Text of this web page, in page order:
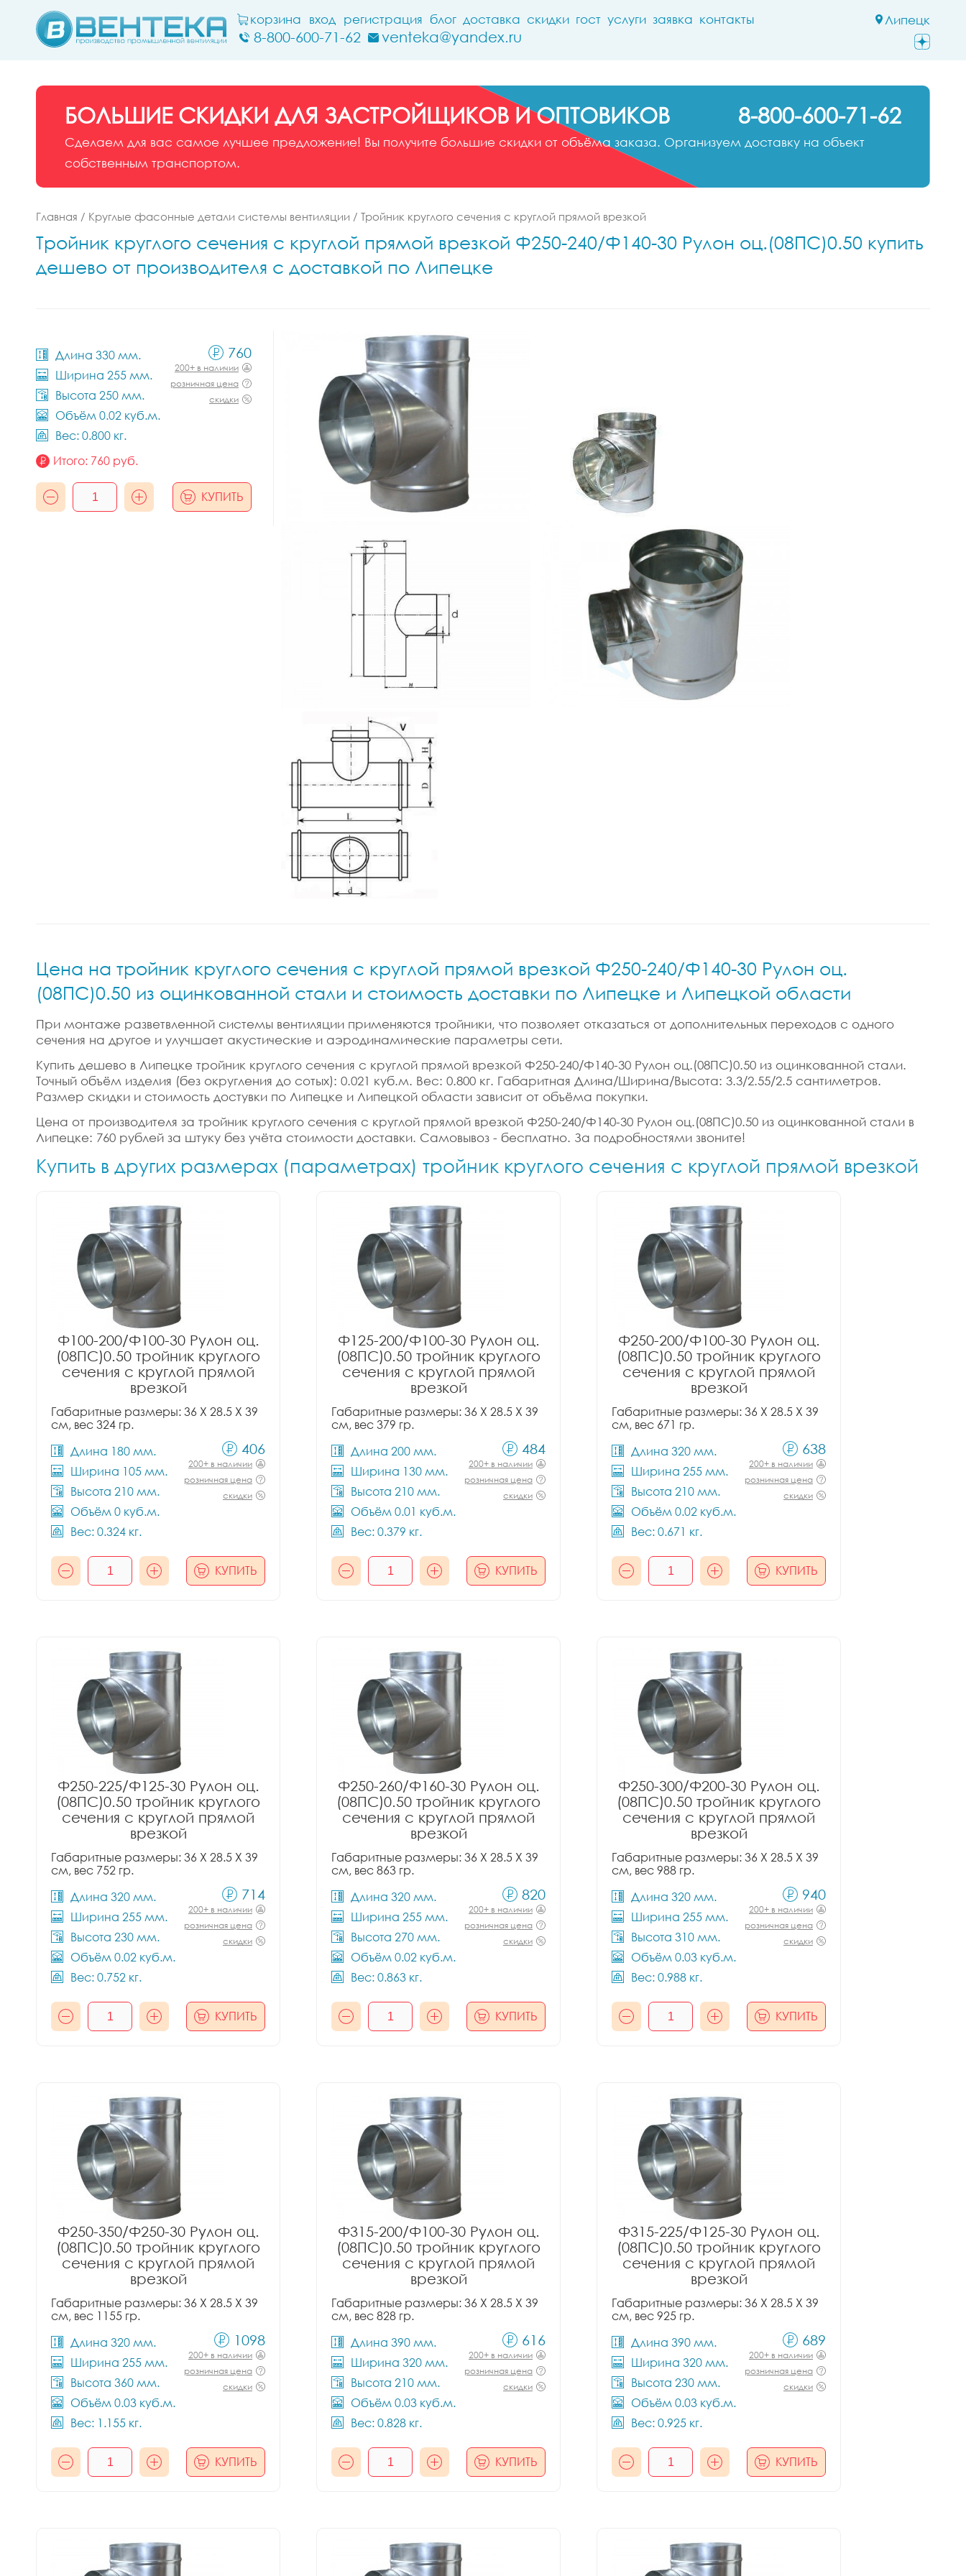
Липецк
корзина вход регистрация блог доставка скидки гост услуги заявка контакты
8-800-600-71-62 venteka@yandex.ru
БОЛЬШИЕ СКИДКИ ДЛЯ ЗАСТРОЙЩИКОВ И ОПТОВИКОВ 8-800-600-71-62
Сделаем для вас самое лучшее предложение! Вы получите большие скидки от объёма заказа. Организуем доставку на объект
собственным транспортом.
Главная / Круглые фасонные детали системы вентиляции / Тройник круглого сечения с круглой прямой врезкой
Тройник круглого сечения с круглой прямой врезкой Ф250-240/Ф140-30 Рулон оц.(08ПС)0.50 купить
дешево от производителя с доставкой по Липецке
Длина 330 мм.
Ширина 255 мм.
Высота 250 мм.
Объём 0.02 куб.м.
Вес: 0.800 кг.
760
200+ в наличии
розничная цена
скидки
Итого: 760 руб.
КУПИТЬ
Цена на тройник круглого сечения с круглой прямой врезкой Ф250-240/Ф140-30 Рулон оц.
(08ПС)0.50 из оцинкованной стали и стоимость доставки по Липецке и Липецкой области
При монтаже разветвленной системы вентиляции применяются тройники, что позволяет отказаться от дополнительных переходов с одного
сечения на другое и улучшает акустические и аэродинамические параметры сети.
Купить дешево в Липецке тройник круглого сечения с круглой прямой врезкой Ф250-240/Ф140-30 Рулон оц.(08ПС)0.50 из оцинкованной стали.
Точный объём изделия (без округления до сотых): 0.021 куб.м. Вес: 0.800 кг. Габаритная Длина/Ширина/Высота: 3.3/2.55/2.5 сантиметров.
Размер скидки и стоимость достувки по Липецке и Липецкой области зависит от объёма покупки.
Цена от производителя за тройник круглого сечения с круглой прямой врезкой Ф250-240/Ф140-30 Рулон оц.(08ПС)0.50 из оцинкованной стали в
Липецке: 760 рублей за штуку без учёта стоимости доставки. Самовывоз - бесплатно. За подробностями звоните!
Купить в других размерах (параметрах) тройник круглого сечения с круглой прямой врезкой
Ф100-200/Ф100-30 Рулон оц.
(08ПС)0.50 тройник круглого
сечения с круглой прямой
врезкой
Габаритные размеры: 36 X 28.5 X 39
см, вес 324 гр.
Длина 180 мм.
Ширина 105 мм.
Высота 210 мм.
Объём 0 куб.м.
Вес: 0.324 кг.
406
200+ в наличии
розничная цена
скидки
КУПИТЬ
Ф125-200/Ф100-30 Рулон оц.
(08ПС)0.50 тройник круглого
сечения с круглой прямой
врезкой
Габаритные размеры: 36 X 28.5 X 39
см, вес 379 гр.
Длина 200 мм.
Ширина 130 мм.
Высота 210 мм.
Объём 0.01 куб.м.
Вес: 0.379 кг.
484
200+ в наличии
розничная цена
скидки
КУПИТЬ
Ф250-200/Ф100-30 Рулон оц.
(08ПС)0.50 тройник круглого
сечения с круглой прямой
врезкой
Габаритные размеры: 36 X 28.5 X 39
см, вес 671 гр.
Длина 320 мм.
Ширина 255 мм.
Высота 210 мм.
Объём 0.02 куб.м.
Вес: 0.671 кг.
638
200+ в наличии
розничная цена
скидки
КУПИТЬ
Ф250-225/Ф125-30 Рулон оц.
(08ПС)0.50 тройник круглого
сечения с круглой прямой
врезкой
Габаритные размеры: 36 X 28.5 X 39
см, вес 752 гр.
Длина 320 мм.
Ширина 255 мм.
Высота 230 мм.
Объём 0.02 куб.м.
Вес: 0.752 кг.
714
200+ в наличии
розничная цена
скидки
КУПИТЬ
Ф250-260/Ф160-30 Рулон оц.
(08ПС)0.50 тройник круглого
сечения с круглой прямой
врезкой
Габаритные размеры: 36 X 28.5 X 39
см, вес 863 гр.
Длина 320 мм.
Ширина 255 мм.
Высота 270 мм.
Объём 0.02 куб.м.
Вес: 0.863 кг.
820
200+ в наличии
розничная цена
скидки
КУПИТЬ
Ф250-300/Ф200-30 Рулон оц.
(08ПС)0.50 тройник круглого
сечения с круглой прямой
врезкой
Габаритные размеры: 36 X 28.5 X 39
см, вес 988 гр.
Длина 320 мм.
Ширина 255 мм.
Высота 310 мм.
Объём 0.03 куб.м.
Вес: 0.988 кг.
940
200+ в наличии
розничная цена
скидки
КУПИТЬ
Ф250-350/Ф250-30 Рулон оц.
(08ПС)0.50 тройник круглого
сечения с круглой прямой
врезкой
Габаритные размеры: 36 X 28.5 X 39
см, вес 1155 гр.
Длина 320 мм.
Ширина 255 мм.
Высота 360 мм.
Объём 0.03 куб.м.
Вес: 1.155 кг.
1098
200+ в наличии
розничная цена
скидки
КУПИТЬ
Ф315-200/Ф100-30 Рулон оц.
(08ПС)0.50 тройник круглого
сечения с круглой прямой
врезкой
Габаритные размеры: 36 X 28.5 X 39
см, вес 828 гр.
Длина 390 мм.
Ширина 320 мм.
Высота 210 мм.
Объём 0.03 куб.м.
Вес: 0.828 кг.
616
200+ в наличии
розничная цена
скидки
КУПИТЬ
Ф315-225/Ф125-30 Рулон оц.
(08ПС)0.50 тройник круглого
сечения с круглой прямой
врезкой
Габаритные размеры: 36 X 28.5 X 39
см, вес 925 гр.
Длина 390 мм.
Ширина 320 мм.
Высота 230 мм.
Объём 0.03 куб.м.
Вес: 0.925 кг.
689
200+ в наличии
розничная цена
скидки
КУПИТЬ